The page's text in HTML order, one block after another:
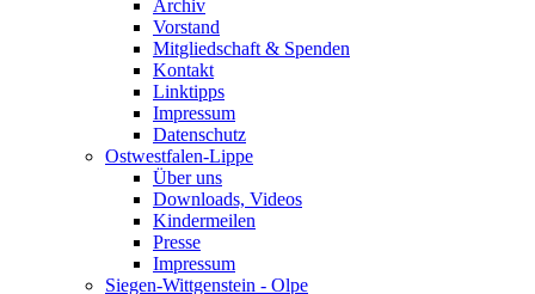
Archiv
Vorstand
Mitgliedschaft & Spenden
Kontakt
Linktipps
Impressum
Datenschutz
Ostwestfalen-Lippe
Über uns
Downloads, Videos
Kindermeilen
Presse
Impressum
Siegen-Wittgenstein - Olpe